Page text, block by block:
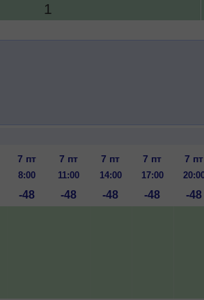
1
7 пт 7 пт 7 пт 7 пт 7 пт
8:00 11:00 14:00 17:00
-48 -48 -48 -48 -48